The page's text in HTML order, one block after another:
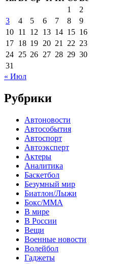
1
2
3
4 5 6 7 8
9
10 11 12 13 14 15 16
17 18 19 20 21 22 23
24 25 26 27 28 29 30
31
« Июл
Рубрики
Автоновости
Автособытия
Автоспорт
Автоэксперт
Актеры
Аналитика
Баскетбол
Безумный мир
Биатлон/Лыжи
Бокс/MMA
В мире
В России
Вещи
Военные новости
Волейбол
Гаджеты